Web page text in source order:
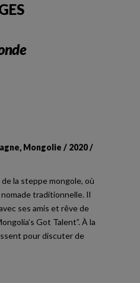
Mongolie / 2020 /
la steppe mongole, où
traditionnelle. Il
ses amis et rêve de
Got Talent”. À la
pour discuter de